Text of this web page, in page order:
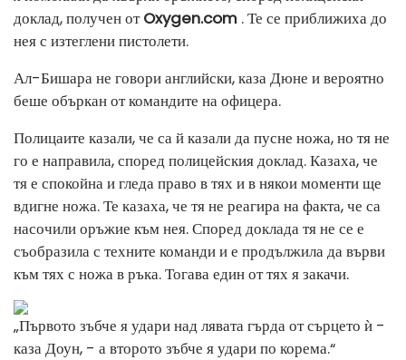
доклад, получен отOxygen.com . Те се приближиха до
нея с изтеглени пистолети.
Ал-Бишара не говори английски, каза Дюне и вероятно
беше объркан от командите на офицера.
Полицаите казали, че са й казали да пусне ножа, но тя не
го е направила, според полицейския доклад. Казаха, че
тя е спокойна и гледа право в тях и в някои моменти ще
вдигне ножа. Те казаха, че тя не реагира на факта, че са
насочили оръжие към нея. Според доклада тя не се е
съобразила с техните команди и е продължила да върви
към тях с ножа в ръка. Тогава един от тях я закачи.
„Първото зъбче я удари над лявата гърда от сърцето ѝ -
каза Доун, - а второто зъбче я удари по корема.“